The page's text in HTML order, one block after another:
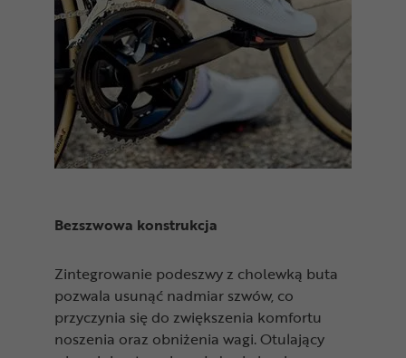
Bezszwowa konstrukcja
Zintegrowanie podeszwy z cholewką buta
pozwala usunąć nadmiar szwów, co
przyczynia się do zwiększenia komfortu
noszenia oraz obniżenia wagi. Otulający